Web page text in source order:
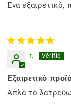
Ένα εξαιρετικό,
r.
Εξαιρετικό
Απλά το